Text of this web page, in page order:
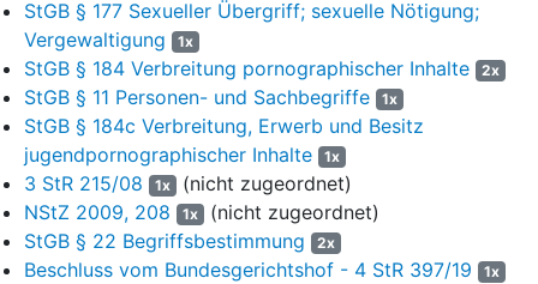
versuchten sexuellen Übergriffs in Tateinheit mit dem
Unternehmen, sich den Besitz einer kinderpornographischen
Schrift zu verschaffen (Fall II.9), und wegen Unternehmens, sich
den Besitz einer jugendpornographischen Schrift zu verschaffen
(Fall II.10), zu einer Gesamtfreiheitsstrafe von drei Jahren und
acht Monaten verurteilt. Die dagegen gerichtete Revision des
Angeklagten hat mit der Sachrüge in dem aus der
Entscheidungsformel ersichtlichen Umfang Erfolg (
StPO); im Übrigen ist das Rechtsmittel unbegründet im Sinne
des
§ 349 Abs. 2 StPO
StGB § 177 Sexueller Übergriff; sexuelle Nötigung;
Vergewaltigung
1x
StGB § 184 Verbreitung pornographischer Inhalte 2x
StGB § 11 Personen- und Sachbegriffe 1x
StGB § 184c Verbreitung, Erwerb und Besitz
jugendpornographischer Inhalte
1x
3 StR 215/08 1x (nicht zugeordnet)
NStZ 2009, 208
1x (nicht zugeordnet)
StGB § 22 Begriffsbestimmung
2x
Beschluss vom Bundesgerichtshof - 4 StR 397/19 1x